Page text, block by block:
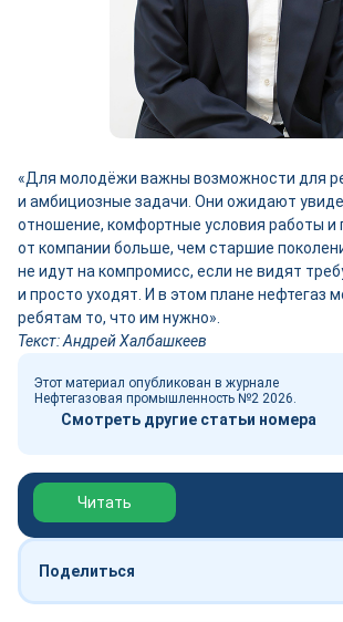
«Для молодёжи важны возможности для
и амбициозные задачи. Они ожидают
отношение, комфортные условия работы и
от компании больше, чем старшие
не идут на компромисс, если не видят
и просто уходят. И в этом плане нефтегаз
ребятам то, что им нужно».
Текст: Андрей Халбашкеев
Этот материал опубликован в журнале
Нефтегазовая промышленность №2 2026.
Смотреть другие статьи номера
Читать
Поделиться